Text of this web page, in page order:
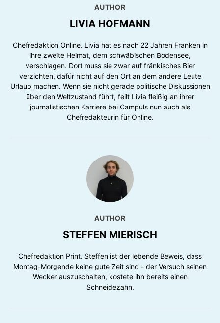
AUTHOR
LIVIA HOFMANN
Chefredaktion Online. Livia hat es nach 22 Jahren Franken in
ihre zweite Heimat, dem schwäbischen Bodensee,
verschlagen. Dort muss sie zwar auf fränkisches Bier
verzichten, dafür nicht auf den Ort an dem andere Leute
Urlaub machen. Wenn sie nicht gerade politische Diskussionen
über den Weltzustand führt, feilt Livia fleißig an ihrer
journalistischen Karriere bei Campuls nun auch als
Chefredakteurin für Online.
AUTHOR
STEFFEN MIERISCH
Chefredaktion Print. Steffen ist der lebende Beweis, dass
Montag-Morgende keine gute Zeit sind - der Versuch seinen
Wecker auszuschalten, kostete ihn bereits einen
Schneidezahn.